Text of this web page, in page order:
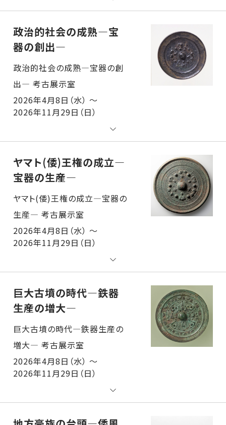
政治的社会の成熟―宝
器の創出―
政治的社会の成熟―宝器の創出― 考古展示室
2026年4月8日（水） ～
2026年11月29日（日）
ヤマト(倭)王権の成立―
宝器の生産―
ヤマト(倭)王権の成立―宝器の生産― 考古展示室
2026年4月8日（水） ～
2026年11月29日（日）
巨大古墳の時代―鉄器
生産の増大―
巨大古墳の時代―鉄器生産の増大― 考古展示室
2026年4月8日（水） ～
2026年11月29日（日）